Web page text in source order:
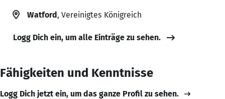
Watford, Vereinigtes Königreich
Logg Dich ein, um alle Einträge zu sehen.
Fähigkeiten und Kenntnisse
Logg Dich jetzt ein, um das ganze Profil zu sehen.